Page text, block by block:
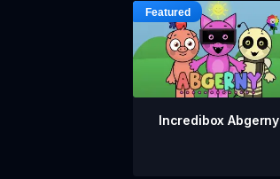
Incredibox Abgerny